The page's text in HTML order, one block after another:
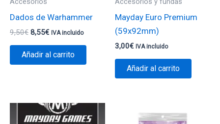
Accesorios
Dados de Warhammer
9,50€ 8,55€ IVA incluido
Añadir al carrito
Accesorios y fundas
Mayday Euro Premium
(59x92mm)
3,00€ IVA incluido
Añadir al carrito